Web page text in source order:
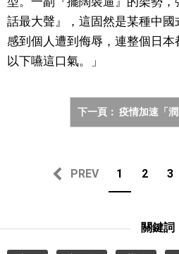
語言
東京
話最大聲』，這固然是某種中
感到個人遭到侮辱，連整個日
以下嚥這口氣。」
下一頁： 疫情加速「
PREV 1 2 3
關鍵詞